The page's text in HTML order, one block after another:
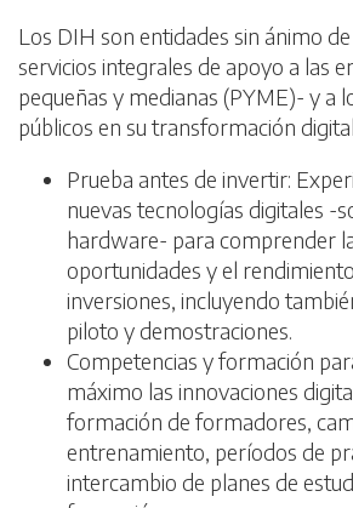
Los DIH son entidades sin ánimo
servicios integrales de apoyo a las
pequeñas y medianas (PYME)- y a
públicos en su transformación
Prueba antes de invertir:
nuevas tecnologías digitales -
hardware- para comprender
oportunidades y el
inversiones, incluyendo
piloto y demostraciones.
Competencias y formación
máximo las innovaciones
formación de formadores,
entrenamiento, períodos de
intercambio de planes de